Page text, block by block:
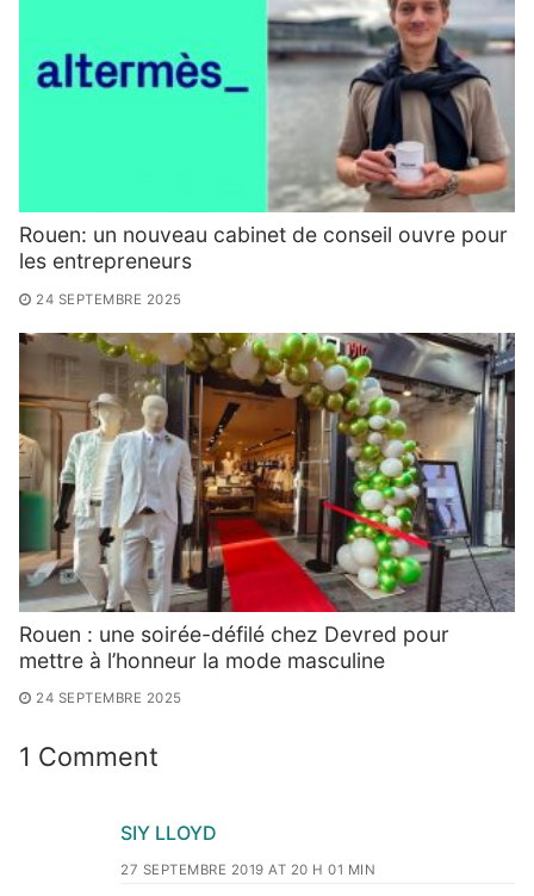
Rouen: un nouveau cabinet de conseil ouvre pour
les entrepreneurs
24 SEPTEMBRE 2025
Rouen : une soirée-défilé chez Devred pour
mettre à l’honneur la mode masculine
24 SEPTEMBRE 2025
1 Comment
SIY LLOYD
27 SEPTEMBRE 2019 AT 20 H 01 MIN